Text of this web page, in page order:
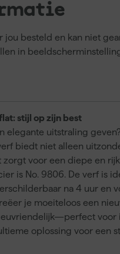
jou besteld en kan niet
in
stijl op zijn best
elegante uitstraling
biedt niet alleen
zorgt voor een diepe en
is No. 9806. De verf is
na 4 uur en
je moeiteloos een
oplossing voor een